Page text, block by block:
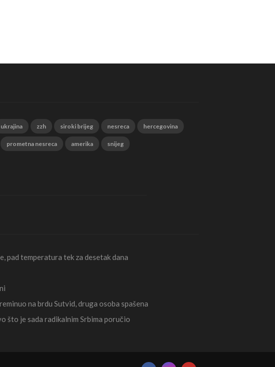
ukrajina zzh siroki brijeg nesreca hercegovina
prometna nesreca amerika snijeg
pad temperatura tek za desetak dana
na brdu Sutvid, druga osoba spašena
što je sada radikalnim Srbima poručio